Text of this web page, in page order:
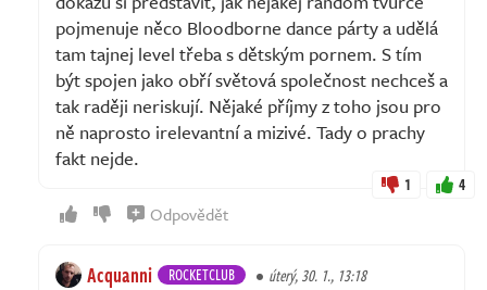
pojmenuje něco Bloodborne dance párty a udělá
tam tajnej level třeba s dětským pornem. S tím
být spojen jako obří světová společnost nechceš a
tak raději neriskují. Nějaké příjmy z toho jsou pro
ně naprosto irelevantní a mizivé. Tady o prachy
fakt nejde.
1 4
Odpovědět
Acquanni ROCKETCLUB úterý, 30. 1., 13:18